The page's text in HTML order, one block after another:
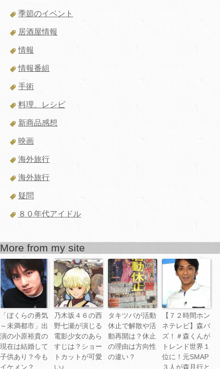
季節のイベント
居酒屋情報
情報
情報番組
手術
料理、レシピ
新商品感想
映画
海外旅行
海外旅行
疑問
８０年代アイドル
More from my site
「ぼくらの勇気
～未満都市」出
演の小原裕貴の
現在は結婚して
子供あり？今も
イケメン？
乃木坂４６の西
野七瀬が演じる
電影少女のあら
すじは？ショー
トカットが可愛
い♪
タキツバが活動
休止で解散や活
動再開は？休止
の理由は方向性
の違い？
【７２時間ホン
ネテレビ】森バ
ズ！＃森くんが
トレンド世界１
位に！元SMAP
３人が森且行と